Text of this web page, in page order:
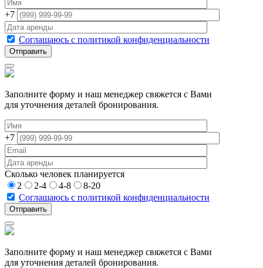
+7
Соглашаюсь с политикой конфиденциальности
Заполните форму и наш менеджер свяжется с Вами
для уточнения деталей бронирования.
+7
Сколько человек планируется
2
2-4 4-8
8-20
Соглашаюсь с политикой конфиденциальности
Заполните форму и наш менеджер свяжется с Вами
для уточнения деталей бронирования.